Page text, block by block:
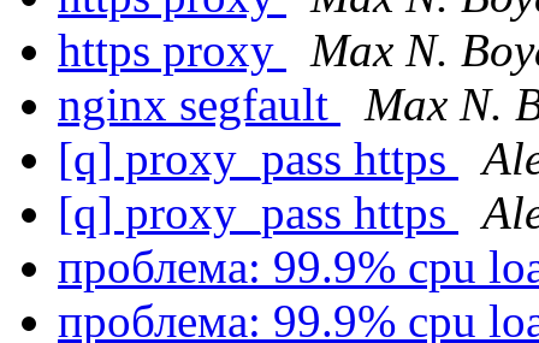
https proxy
Max N.
nginx segfault
Max N.
[q] proxy_pass https
[q] proxy_pass https
проблема: 99.9% cpu
проблема: 99.9% cpu